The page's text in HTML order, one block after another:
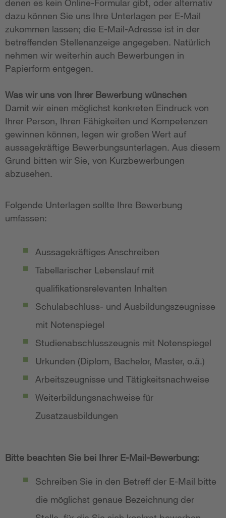
denen es kein Online-Formular gibt, oder alternativ
dazu können Sie uns Ihre Unterlagen per E-Mail
zukommen lassen; die E-Mail-Adresse ist in der
betreffenden Stellenanzeige angegeben. Natürlich
nehmen wir weiterhin auch Bewerbungen in
Papierform entgegen.
Was wir uns von Ihrer Bewerbung wünschen
Damit wir einen möglichst konkreten Eindruck von
Ihrer Person, Ihren Fähigkeiten und Kompetenzen
gewinnen können, legen wir großen Wert auf
aussagekräftige Bewerbungsunterlagen. Aus diesem
Grund bitten wir Sie, von Kurzbewerbungen
abzusehen.
Folgende Unterlagen sollte Ihre Bewerbung
umfassen:
Aussagekräftiges Anschreiben
Tabellarischer Lebenslauf mit
qualifikationsrelevanten Inhalten
Schulabschluss- und Ausbildungszeugnisse
mit Notenspiegel
Studienabschlusszeugnis mit Notenspiegel
Urkunden (Diplom, Bachelor, Master, o.ä.)
Arbeitszeugnisse und Tätigkeitsnachweise
Weiterbildungsnachweise für
Zusatzausbildungen
Bitte beachten Sie bei Ihrer E-Mail-Bewerbung:
Schreiben Sie in den Betreff der E-Mail bitte
die möglichst genaue Bezeichnung der